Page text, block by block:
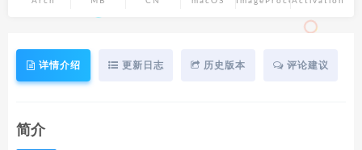
详情介绍 更新日志 历史版本 评论建议
简介